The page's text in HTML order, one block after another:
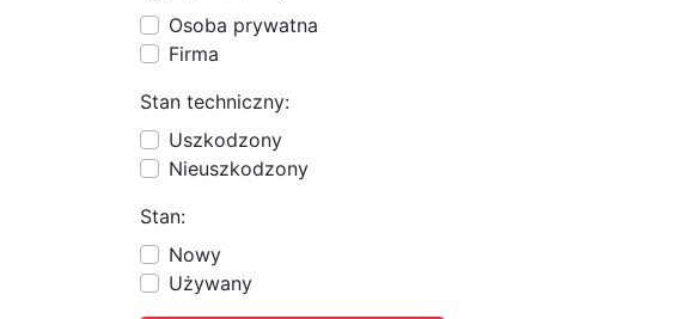
Osoba prywatna
Firma
Stan techniczny:
Uszkodzony
Nieuszkodzony
Stan:
Nowy
Używany